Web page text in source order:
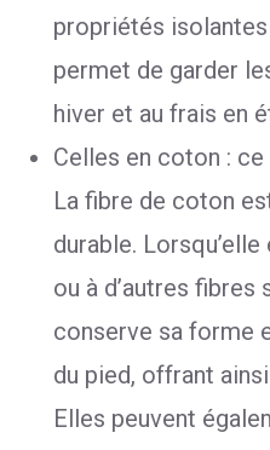
propriétés
permet de garder
hiver et au frais en
Celles en coton :
La fibre de coton
durable.
ou à d’autres fibres
conserve sa forme
du pied, offrant
Elles peuvent